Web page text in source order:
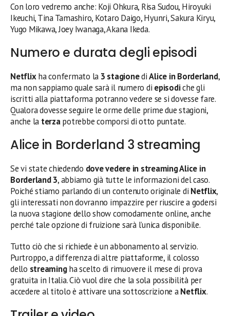
Con loro vedremo anche: Koji Ohkura, Risa Sudou, Hiroyuki
Ikeuchi, Tina Tamashiro, Kotaro Daigo, Hyunri, Sakura Kiryu,
Yugo Mikawa, Joey Iwanaga, Akana Ikeda.
Numero e durata degli episodi
Netflixha confermato la 3 stagionediAlice in Borderland,
ma non sappiamo quale sarà il numero di episodiche gli
iscritti alla piattaforma potranno vedere se si dovesse fare.
Qualora dovesse seguire le orme delle prime due stagioni,
anche la terzapotrebbe comporsi di otto puntate.
Alice in Borderland 3 streaming
Se vi state chiedendo dove vedere in streaming Alice in
Borderland 3, abbiamo già tutte le informazioni del caso.
Poiché stiamo parlando di un contenuto originale di Netflix,
gli interessati non dovranno impazzire per riuscire a godersi
la nuova stagione dello show comodamente online, anche
perché tale opzione di fruizione sarà l’unica disponibile.
Tutto ciò che si richiede è un abbonamento al servizio.
Purtroppo, a differenza di altre piattaforme, il colosso
dello streamingha scelto di rimuovere il mese di prova
gratuita in Italia. Ciò vuol dire che la sola possibilità per
accedere al titolo è attivare una sottoscrizione aNetflix.